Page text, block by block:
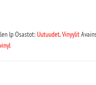
lpOsastot:Uutuudet,Vinyylit
vinyl